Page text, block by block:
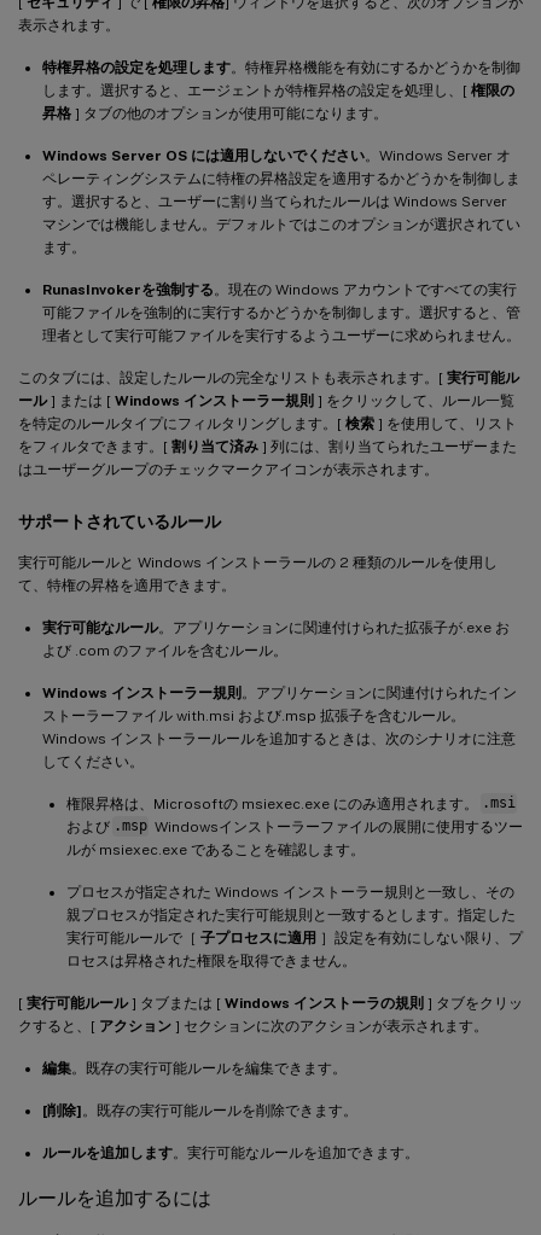
表示されます。
特権昇格の設定を処理します。特権昇格機能を有効にするかどうかを制御
します。選択すると、エージェントが特権昇格の設定を処理し、[ 権限の
昇格 ] タブの他のオプションが使用可能になります。
Windows Server OS には適用しないでください。Windows Server オ
ペレーティングシステムに特権の昇格設定を適用するかどうかを制御しま
す。選択すると、ユーザーに割り当てられたルールは Windows Server
マシンでは機能しません。デフォルトではこのオプションが選択されてい
ます。
RunasInvokerを強制する 。現在の Windows アカウントですべての実行
可能ファイルを強制的に実行するかどうかを制御します。選択すると、管
理者として実行可能ファイルを実行するようユーザーに求められません。
このタブには、設定したルールの完全なリストも表示されます。[ 実行可能ル
ール] または [ Windows インストーラー規則 ] をクリックして、ルール一覧
を特定のルールタイプにフィルタリングします。[ 検索 ] を使用して、リスト
をフィルタできます。[ 割り当て済み ] 列には、割り当てられたユーザーまた
はユーザーグループのチェックマークアイコンが表示されます。
サポートされているルール
実行可能ルールと Windows インストーラールの 2 種類のルールを使用し
て、特権の昇格を適用できます。
実行可能なルール。アプリケーションに関連付けられた拡張子が.exe お
よび .com のファイルを含むルール。
Windows インストーラー規則 。アプリケーションに関連付けられたイン
ストーラーファイル with.msi および.msp 拡張子を含むルール。
Windows インストーラールールを追加するときは、次のシナリオに注意
してください。
権限昇格は、Microsoftの msiexec.exe にのみ適用されます。
.msi
および .msp Windowsインストーラーファイルの展開に使用するツー
ルが msiexec.exe であることを確認します。
プロセスが指定された Windows インストーラー規則と一致し、その
親プロセスが指定された実行可能規則と一致するとします。指定した
実行可能ルールで［ 子プロセスに適用 ］設定を有効にしない限り、プ
ロセスは昇格された権限を取得できません。
[ 実行可能ルール] タブまたは [ Windows インストーラの規則 ] タブをクリッ
クすると、[ アクション ] セクションに次のアクションが表示されます。
編集。既存の実行可能ルールを編集できます。
[削除] 。既存の実行可能ルールを削除できます。
ルールを追加します。実行可能なルールを追加できます。
ルールを追加するには